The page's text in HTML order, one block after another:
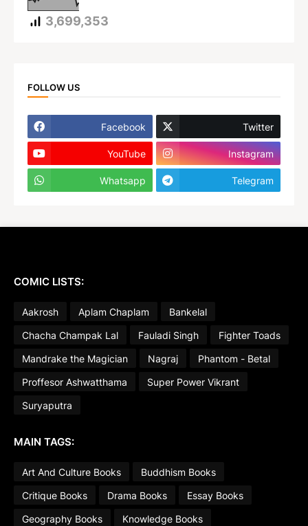
3,699,353
FOLLOW US
Facebook Twitter
YouTube Instagram
Whatsapp Telegram
COMIC LISTS:
Aakrosh Aplam Chaplam
Bankelal
Chacha Champak Lal
Fauladi Singh
Fighter Toads
Mandrake the Magician
Nagraj
Phantom - Betal
Proffesor Ashwatthama
Super Power Vikrant
Suryaputra
MAIN TAGS:
Art And Culture Books
Buddhism Books
Critique Books
Drama Books
Essay Books
Geography Books
Knowledge Books